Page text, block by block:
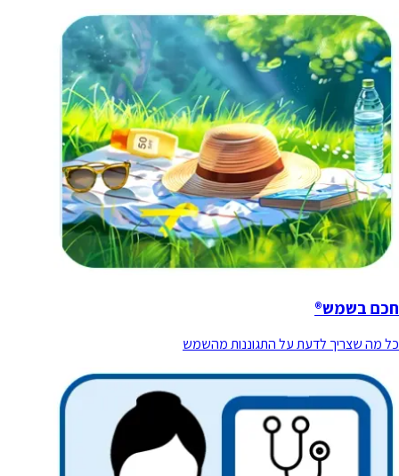
חכם בשמש®
כל מה שצריך לדעת על התגוננות מהשמש